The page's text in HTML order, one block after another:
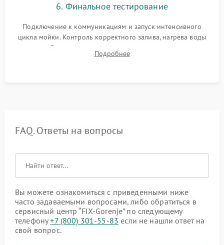
6. Финальное тестирование
Подключение к коммуникациям и запуск интенсивного
цикла мойки. Контроль корректного залива, нагрева воды
до нужной температуры, отсутствия посторонних шумов,
штатного слива и абсолютной сухости в поддоне.
Подробнее
FAQ. Ответы на вопросы
Вы можете ознакомиться с приведенными ниже
часто задаваемыми вопросами, либо обратиться в
сервисный центр “FIX-Gorenje” по следующему
телефону+7 (800) 301-55-83 если не нашли ответ на
свой вопрос.